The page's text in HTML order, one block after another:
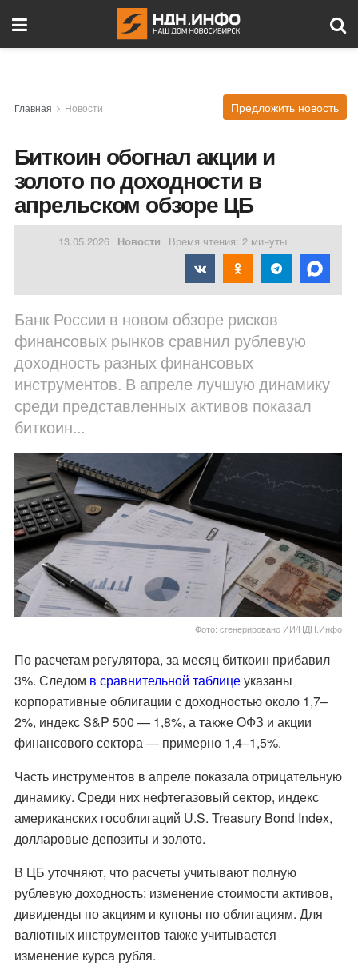
Главная Новости Предложить новость
Биткоин обогнал акции и
золото по доходности в
апрельском обзоре ЦБ
13.05.2026 Новости Время чтения: 2 минуты
Банк России в новом обзоре рисков
финансовых рынков сравнил рублевую
доходность разных финансовых
инструментов. В апреле лучшую динамику
среди представленных активов показал
биткоин...
Фото: сгенерировано ИИ/НДН.Инфо
По расчетам регулятора, за месяц биткоин прибавил
3%. Следом в сравнительной таблицеуказаны
корпоративные облигации с доходностью около 1,7–
2%, индекс S&P 500 — 1,8%, а также ОФЗ и акции
финансового сектора — примерно 1,4–1,5%.
Часть инструментов в апреле показала отрицательную
динамику. Среди них нефтегазовый сектор, индекс
американских гособлигаций U.S. Treasury Bond Index,
долларовые депозиты и золото.
В ЦБ уточняют, что расчеты учитывают полную
рублевую доходность: изменение стоимости активов,
дивиденды по акциям и купоны по облигациям. Для
валютных инструментов также учитывается
изменение курса рубля.